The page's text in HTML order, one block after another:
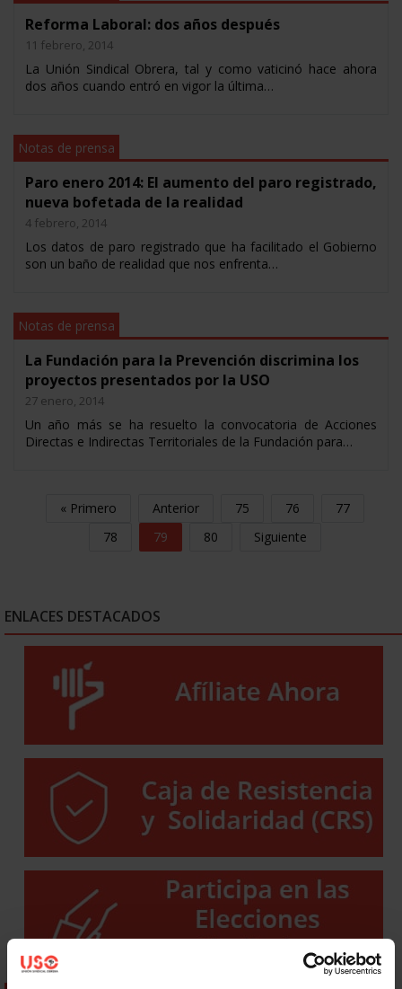
Reforma Laboral: dos años después
11 febrero, 2014
La Unión Sindical Obrera, tal y como vaticinó hace ahora
dos años cuando entró en vigor la última…
Notas de prensa
Paro enero 2014: El aumento del paro registrado,
nueva bofetada de la realidad
4 febrero, 2014
Los datos de paro registrado que ha facilitado el Gobierno
son un baño de realidad que nos enfrenta…
Notas de prensa
La Fundación para la Prevención discrimina los
proyectos presentados por la USO
27 enero, 2014
Un año más se ha resuelto la convocatoria de Acciones
Directas e Indirectas Territoriales de la Fundación para…
« Primero Anterior 75 76
77
78
79 80 Siguiente
ENLACES DESTACADOS